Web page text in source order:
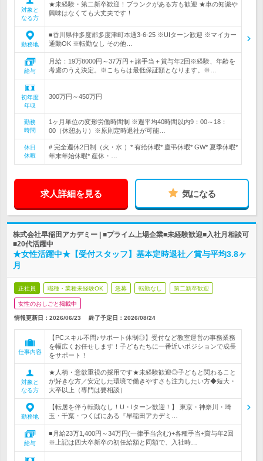
対象と
なる方
★未経験・第二新卒歓迎！ブランクがある方も歓迎 ★車の知識や
興味はなくても大丈夫です！
勤務地
■香川県仲多度郡多度津町本通3-6-25 ※UIターン歓迎 ※マイカー
通勤OK ※転勤なし その他…
給与
月給：19万8000円～37万円＋諸手当＋賞与年2回※経験、年齢を
考慮のうえ決定。※こちらは最低保証額となります。※…
初年度
年収
300万円～450万円
勤務
時間
1ヶ月単位の変形労働時間制 ※週平均40時間以内9：00～18：
00（休憩あり）※原則定時退社が可能…
休日
休暇
# 完全週休2日制（火・水 ）* 有給休暇* 慶弔休暇* GW* 夏季休暇*
年末年始休暇* 産休・…
求人詳細を見る 気になる
株式会社早稲田アカデミー | ■プライム上場企業■未経験歓迎■入社月相談可
■20代活躍中
★女性活躍中★【受付スタッフ】基本定時退社／賞与平均3.8ヶ
月
正社員 職種・業種未経験OK 急募 転勤なし 第二新卒歓迎
女性のおしごと掲載中
情報更新日：2026/06/23 終了予定日： 2026/08/24
仕事内容
【PCスキル不問♪サポート体制◎】受付など教室運営の事務業務
を幅広くお任せします！子どもたちに一番近いポジションで成長
をサポート！
対象と
なる方
★人柄・意欲重視の採用です★未経験歓迎◎子どもと関わること
が好きな方／安定した環境で働きやすさも注力したい方◆短大・
大卒以上（専門は要相談）
勤務地
【転居を伴う転勤なし！U・Iターン歓迎！】 東京・神奈川・埼
玉・千葉・つくばにある『早稲田アカデミ…
給与
■月給23万1,400円～34万円(一律手当含む)+各種手当+賞与年2回
※上記は四大卒新卒の初任給額と同額で、入社時…